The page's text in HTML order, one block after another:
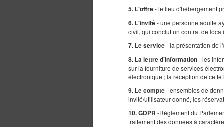
5. L'offre- le lieu d'hébergement
6. L'invité- une personne adulte
civil, qui conclut un contrat de
7. Le service- la présentation de
8. La lettre d'information- les
sur la fourniture de services
électronique ; la réception de
9. Le compte- ensembles de
invité/utilisateur donné, les
10. GDPR -Règlement du
traitement des données à